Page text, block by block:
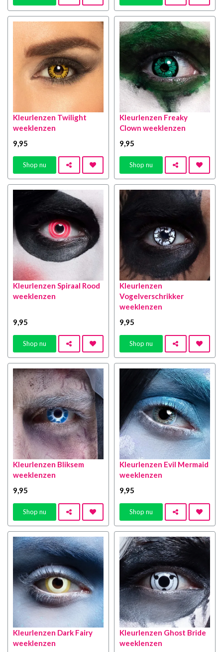
Kleurlenzen Twilight
weeklenzen
9,95
Shop nu
Kleurlenzen Freaky
Clown weeklenzen
9,95
Shop nu
Kleurlenzen Spiraal Rood
weeklenzen
9,95
Shop nu
Kleurlenzen
Vogelverschrikker
weeklenzen
9,95
Shop nu
Kleurlenzen Bliksem
weeklenzen
9,95
Shop nu
Kleurlenzen Evil Mermaid
weeklenzen
9,95
Shop nu
Kleurlenzen Dark Fairy
weeklenzen
Kleurlenzen Ghost Bride
weeklenzen